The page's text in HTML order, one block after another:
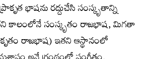
భాషను రద్దుచేసి సంస్కృతాన్ని
కాలంలోనే సంస్కృతం రాజభాష, మిగతా
రాజభాష) ఇతని ఆస్థానంలో